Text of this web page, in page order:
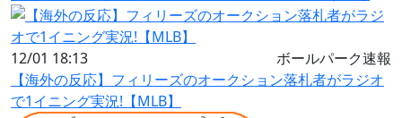
12/01 18:13
ボールパーク速報
【海外の反応】フィリーズのオークション落札者がラジオ
で1イニング実況!【MLB】